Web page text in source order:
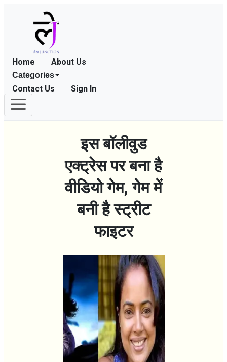
Home About Us
Categories
Contact Us Sign In
इस बॉलीवुड
एक्ट्रेस पर बना है
वीडियो गेम, गेम में
बनी है स्ट्रीट
फाइटर